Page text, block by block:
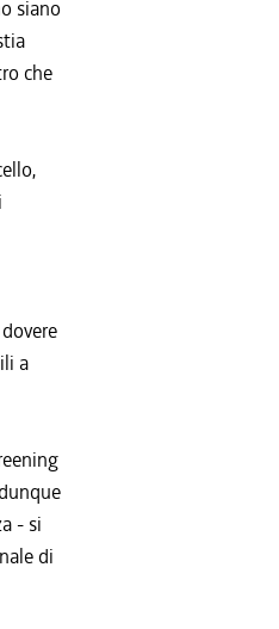
siano
che
a
- si
di